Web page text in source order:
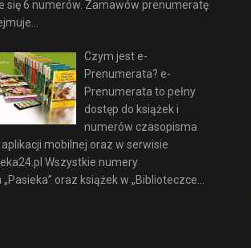
się 6 numerów. Zamawów prenumeratę
Czym jest e-
Prenumerata? e-
Prenumerata to pełny
dostęp do książek i
numerów czasopisma
aplikacji mobilnej oraz w serwisie
Wszystkie numery
oraz książek w „Biblioteczce...